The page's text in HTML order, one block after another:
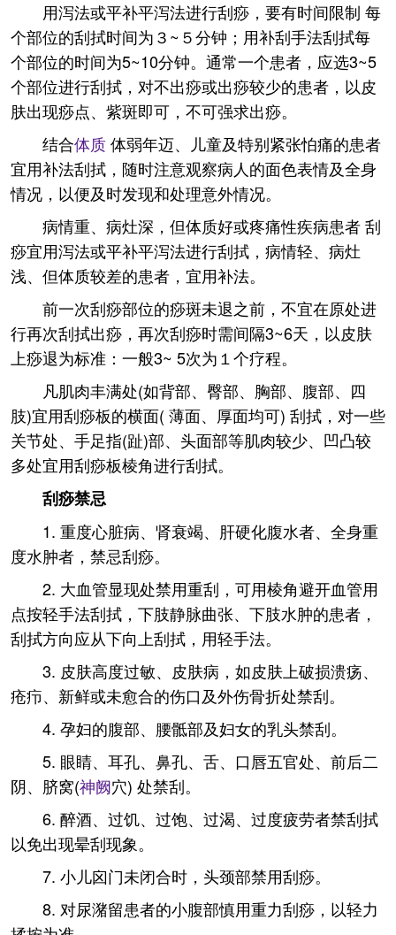
用泻法或平补平泻法进行刮痧，要有时间限制 每
个部位的刮拭时间为３~５分钟；用补刮手法刮拭每
个部位的时间为5~10分钟。通常一个患者，应选3~5
个部位进行刮拭，对不出痧或出痧较少的患者，以皮
肤出现痧点、紫斑即可，不可强求出痧。
结合体质体弱年迈、儿童及特别紧张怕痛的患者
宜用补法刮拭，随时注意观察病人的面色表情及全身
情况，以便及时发现和处理意外情况。
病情重、病灶深，但体质好或疼痛性疾病患者 刮
痧宜用泻法或平补平泻法进行刮拭，病情轻、病灶
浅、但体质较差的患者，宜用补法。
前一次刮痧部位的痧斑未退之前，不宜在原处进
行再次刮拭出痧，再次刮痧时需间隔3~6天，以皮肤
上痧退为标准：一般3~ 5次为１个疗程。
凡肌肉丰满处(如背部、臀部、胸部、腹部、四
肢)宜用刮痧板的横面( 薄面、厚面均可) 刮拭，对一些
关节处、手足指(趾)部、头面部等肌肉较少、凹凸较
多处宜用刮痧板棱角进行刮拭。
刮痧禁忌
1. 重度心脏病、肾衰竭、肝硬化腹水者、全身重
度水肿者，禁忌刮痧。
2. 大血管显现处禁用重刮，可用棱角避开血管用
点按轻手法刮拭，下肢静脉曲张、下肢水肿的患者，
刮拭方向应从下向上刮拭，用轻手法。
3. 皮肤高度过敏、皮肤病，如皮肤上破损溃疡、
疮疖、新鲜或未愈合的伤口及外伤骨折处禁刮。
4. 孕妇的腹部、腰骶部及妇女的乳头禁刮。
5. 眼睛、耳孔、鼻孔、舌、口唇五官处、前后二
阴、脐窝(神阙穴) 处禁刮。
6. 醉酒、过饥、过饱、过渴、过度疲劳者禁刮拭
以免出现晕刮现象。
7. 小儿囟门未闭合时，头颈部禁用刮痧。
8. 对尿潴留患者的小腹部慎用重力刮痧，以轻力